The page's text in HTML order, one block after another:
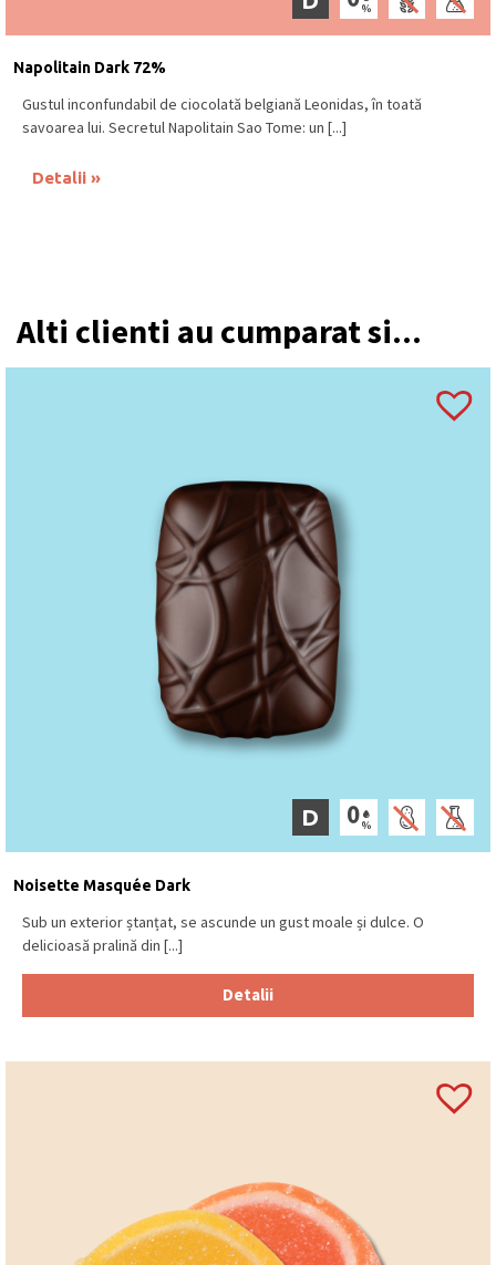
Napolitain Dark 72%
Gustul inconfundabil de ciocolată belgiană Leonidas, în toată
savoarea lui. Secretul Napolitain Sao Tome: un [...]
Detalii
Alti clienti au cumparat si...
D
Noisette Masquée Dark
Sub un exterior ștanțat, se ascunde un gust moale și dulce. O
delicioasă pralină din [...]
Detalii